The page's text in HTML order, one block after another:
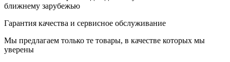
ближнему зарубежью
Гарантия качества и сервисное обслуживание
Мы предлагаем только те товары, в качестве которых мы
уверены